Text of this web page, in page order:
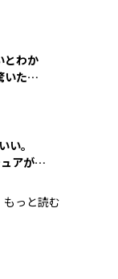
とわか
いた
い。
アが選
もっと読む